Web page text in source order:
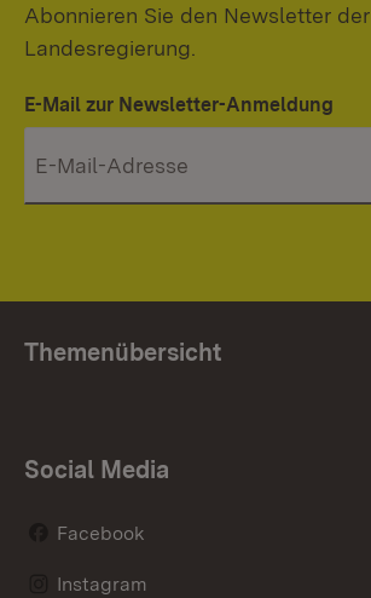
Abonnieren Sie den Newsletter der
Landesregierung.
E-Mail zur Newsletter-Anmeldung
Themenübersicht
Social Media
Facebook
Instagram